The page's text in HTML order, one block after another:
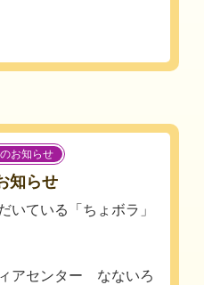
お知らせ
知らせ
いている「ちょボラ」
アセンター なないろ